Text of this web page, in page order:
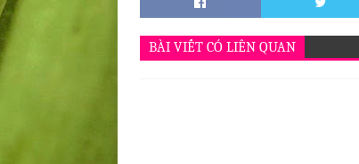
BÀI VIẾT CÓ LIÊN QUAN